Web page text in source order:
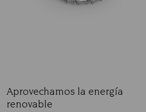
Aprovechamos la energía
renovable